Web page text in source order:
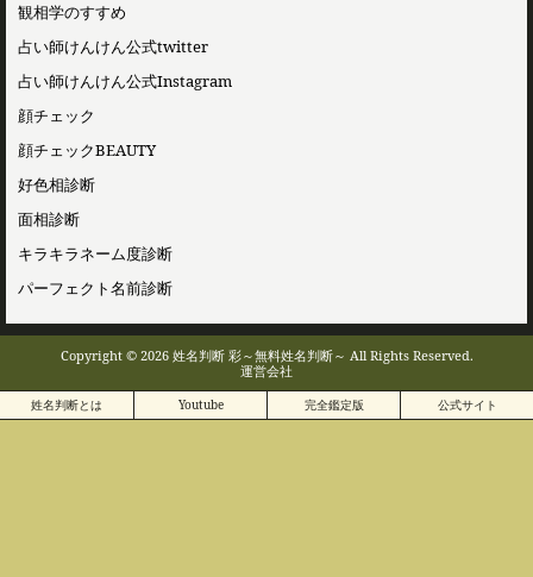
観相学のすすめ
占い師けんけん公式twitter
占い師けんけん公式Instagram
顔チェック
顔チェックBEAUTY
好色相診断
面相診断
キラキラネーム度診断
パーフェクト名前診断
Copyright © 2026 姓名判断 彩～無料姓名判断～ All Rights Reserved.
運営会社
姓名判断とは Youtube 完全鑑定版 公式サイト